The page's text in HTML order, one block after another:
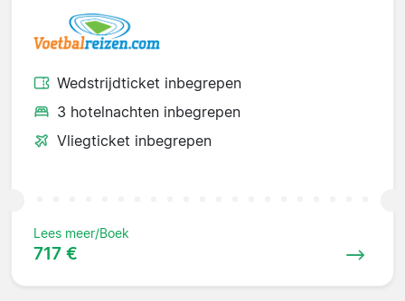
Wedstrijdticket inbegrepen
3 hotelnachten inbegrepen
Vliegticket inbegrepen
Lees meer/Boek
717 €